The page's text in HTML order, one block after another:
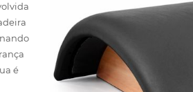
é